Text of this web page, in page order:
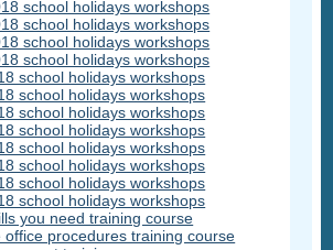
school holidays workshops
school holidays workshops
school holidays workshops
school holidays workshops
school holidays workshops
school holidays workshops
school holidays workshops
school holidays workshops
school holidays workshops
school holidays workshops
school holidays workshops
school holidays workshops
you need training course
office procedures training course